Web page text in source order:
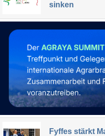
sinken
Fyffes stärkt